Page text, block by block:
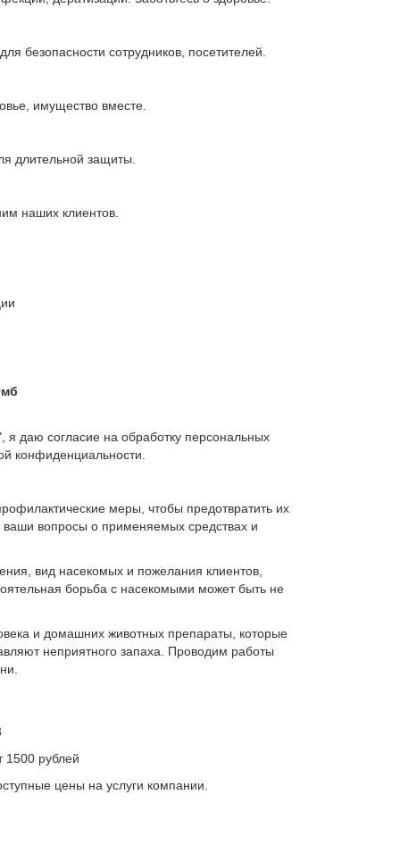
безопасности сотрудников, посетителей.
имущество вместе.
длительной защиты.
наших клиентов.
я даю согласие на обработку персональных
конфиденциальности.
меры, чтобы предотвратить их
вопросы о применяемых средствах и
вид насекомых и пожелания клиентов,
борьба с насекомыми может быть не
и домашних животных препараты, которые
неприятного запаха. Проводим работы
1500 рублей
цены на услуги компании.